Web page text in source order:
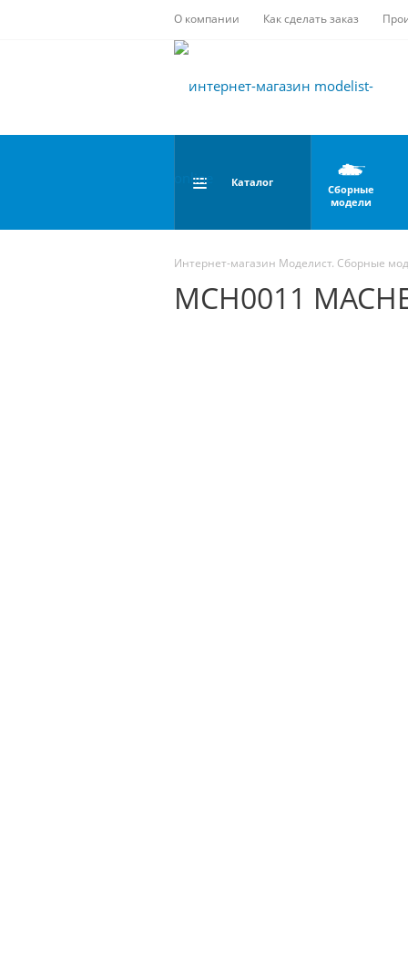
О компании Как сделать заказ
Каталог
Сборные
модели
Интернет-магазин Моделист. Сборные
MCH0011